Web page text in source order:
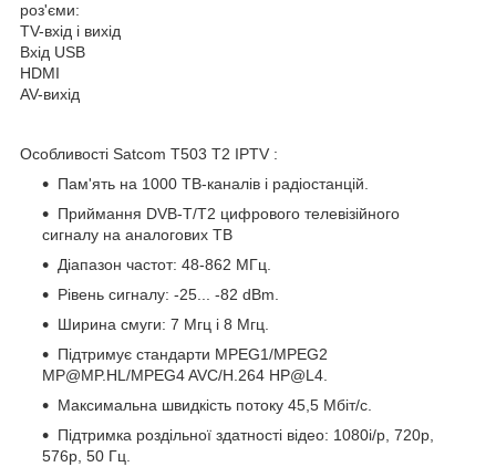
роз'єми:
TV-вхід і вихід
Вхід USB
HDMI
AV-вихід
Особливості Satcom T503 T2 IPTV :
Пам'ять на 1000 ТВ-каналів і радіостанцій.
Приймання DVB-T/T2 цифрового телевізійного
сигналу на аналогових ТВ
Діапазон частот: 48-862 МГц.
Рівень сигналу: -25... -82 dBm.
Ширина смуги: 7 Мгц і 8 Мгц.
Підтримує стандарти MPEG1/MPEG2
MP@MP.HL/MPEG4 AVC/H.264 HP@L4.
Максимальна швидкість потоку 45,5 Мбіт/с.
Підтримка роздільної здатності відео: 1080i/p, 720p,
576p, 50 Гц.